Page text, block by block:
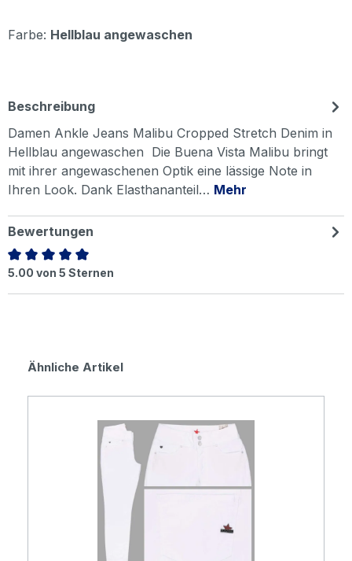
Farbe: Hellblau angewaschen
Beschreibung
Damen Ankle Jeans Malibu Cropped Stretch Denim in
Hellblau angewaschen Die Buena Vista Malibu bringt
mit ihrer angewaschenen Optik eine lässige Note in
Ihren Look. Dank Elasthananteil… Mehr
Bewertungen
Durchschnittliche Bewertung von 5 von 5 Sternen
5.00 von 5 Sternen
Produktgalerie überspringen
Ähnliche Artikel